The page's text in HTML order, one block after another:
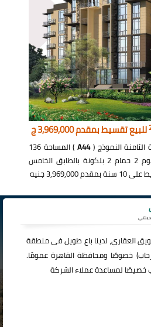
للبيع تقسيط بمقدم 3,969,000 ج
النموذج (A44
) المساحة 136
تطل على تشمل 3 نوم 2 حمام 2 بلكونة بالطابق الخامس
جنيه
العقاري، لدينا باع طويل فى منطقة
) خصوصًا ومحافظة القاهرة عمومًا.
لمساعدة عملاء الشركة